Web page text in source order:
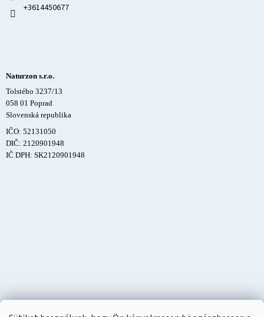
+3614450677
Naturzon s.r.o.
Tolstého 3237/13
058 01 Poprad
Slovenská republika
IČO: 52131050
DIČ: 2120901948
IČ DPH: SK2120901948